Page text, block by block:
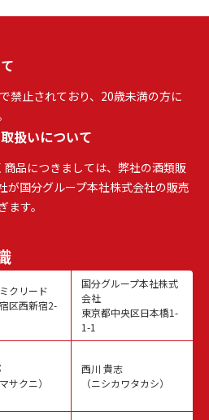
禁止されており、20歳未満の方に
扱いについて
品につきましては、弊社の酒類販
が国分グループ本社株式会社の販売
す。
クリード
区西新宿2-
サクニ）
国分グループ本社株式
会社
東京都中央区日本橋1-
1-1
西川 貴志
（ニシカワタカシ）